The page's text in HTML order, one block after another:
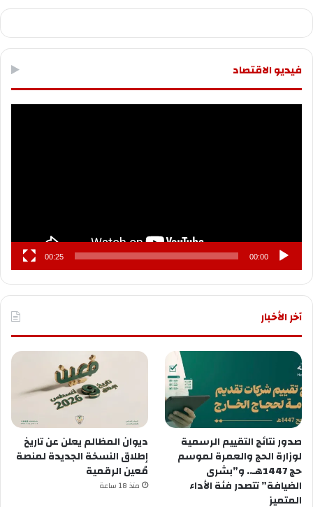
فيديو الاقتصاد
00:00
00:25
آخر الأخبار
صدور نتائج التقييم الرسمية
لوزارة الحج والعمرة لموسم
حج 1447هـ.. و”بشرى
الضيافة” تتصدر فئة الأداء
المتميز
ديوان المظالم يعلن عن تاريخ
إطلاق النسخة الجديدة لمنصة
مُعين الرقمية
منذ 18 ساعة